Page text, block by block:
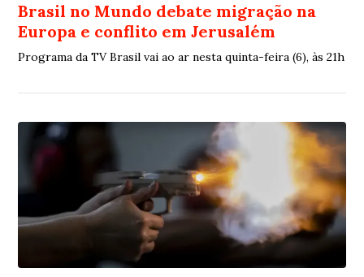
Brasil no Mundo debate migração na
Europa e conflito em Jerusalém
Programa da TV Brasil vai ao ar nesta quinta-feira (6), às 21h